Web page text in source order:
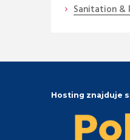
Sanitation &
Hosting znajduje